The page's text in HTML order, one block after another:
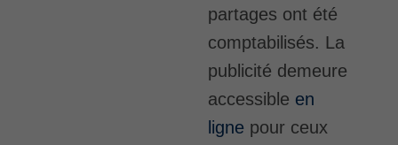
partages ont été
comptabilisés. La
publicité demeure
accessible en
ligne pour ceux